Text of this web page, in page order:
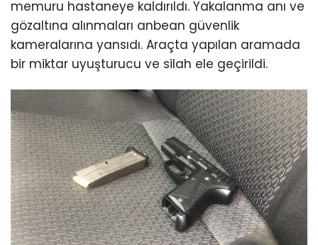
memuru hastaneye kaldırıldı. Yakalanma anı ve
gözaltına alınmaları anbean güvenlik
kameralarına yansıdı. Araçta yapılan aramada
bir miktar uyuşturucu ve silah ele geçirildi.